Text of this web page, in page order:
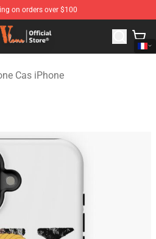
on orders over $100
Merchandise Store
Cas iPhone